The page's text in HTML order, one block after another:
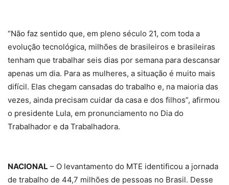
“Não faz sentido que, em pleno século 21, com toda a
evolução tecnológica, milhões de brasileiros e brasileiras
tenham que trabalhar seis dias por semana para descansar
apenas um dia. Para as mulheres, a situação é muito mais
difícil. Elas chegam cansadas do trabalho e, na maioria das
vezes, ainda precisam cuidar da casa e dos filhos”, afirmou
o presidente Lula, em pronunciamento no Dia do
Trabalhador e da Trabalhadora.
NACIONAL – O levantamento do MTE identificou a jornada
de trabalho de 44,7 milhões de pessoas no Brasil. Desse